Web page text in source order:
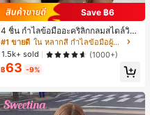
Save ฿6
4 ชิ้น กำไลข้อมืออะคริลิกกลมสไตล์วินเ
ทจหรูหราสำหรับผู้หญิง, ดีไซน์เรียบง่าย
ทันสมัย, เหมาะสำหรับสวมใส่ในชีวิตปร
ะจำวันและโอกาสต่างๆ, ของขวัญสำหรั
บเธอ
#1 ขายดี
ใน หลากสี กำไลข้อมือผู้หญิง
1.5k+ sold
(1000+)
฿63 -9%